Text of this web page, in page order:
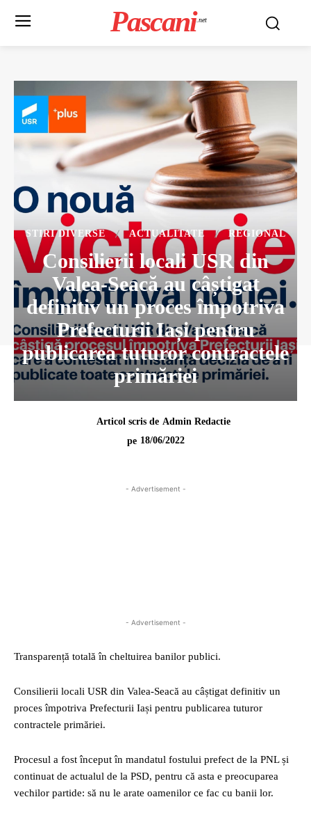
Pascani .net
STIRI DIVERSE ACTUALITATE REGIONAL
Consilierii locali USR din
Valea-Seacă au câștigat
definitiv un proces împotriva
Prefecturii Iași pentru
publicarea tuturor contractele
primăriei
Articol scris de Admin Redactie
pe 18/06/2022
- Advertisement -
- Advertisement -
Transparență totală în cheltuirea banilor publici.
Consilierii locali USR din Valea-Seacă au câștigat definitiv un
proces împotriva Prefecturii Iași pentru publicarea tuturor
contractele primăriei.
Procesul a fost început în mandatul fostului prefect de la PNL și
continuat de actualul de la PSD, pentru că asta e preocuparea
vechilor partide: să nu le arate oamenilor ce fac cu banii lor.